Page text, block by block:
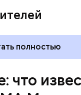
полностью
что